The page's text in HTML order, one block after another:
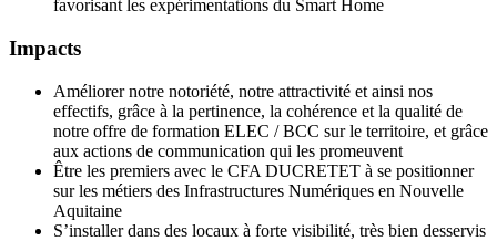
favorisant les expérimentations du Smart Home
Impacts
Améliorer notre notoriété, notre attractivité et ainsi nos
effectifs, grâce à la pertinence, la cohérence et la qualité de
notre offre de formation ELEC / BCC sur le territoire, et grâce
aux actions de communication qui les promeuvent
Être les premiers avec le CFA DUCRETET à se positionner
sur les métiers des Infrastructures Numériques en Nouvelle
Aquitaine
S’installer dans des locaux à forte visibilité, très bien desservis